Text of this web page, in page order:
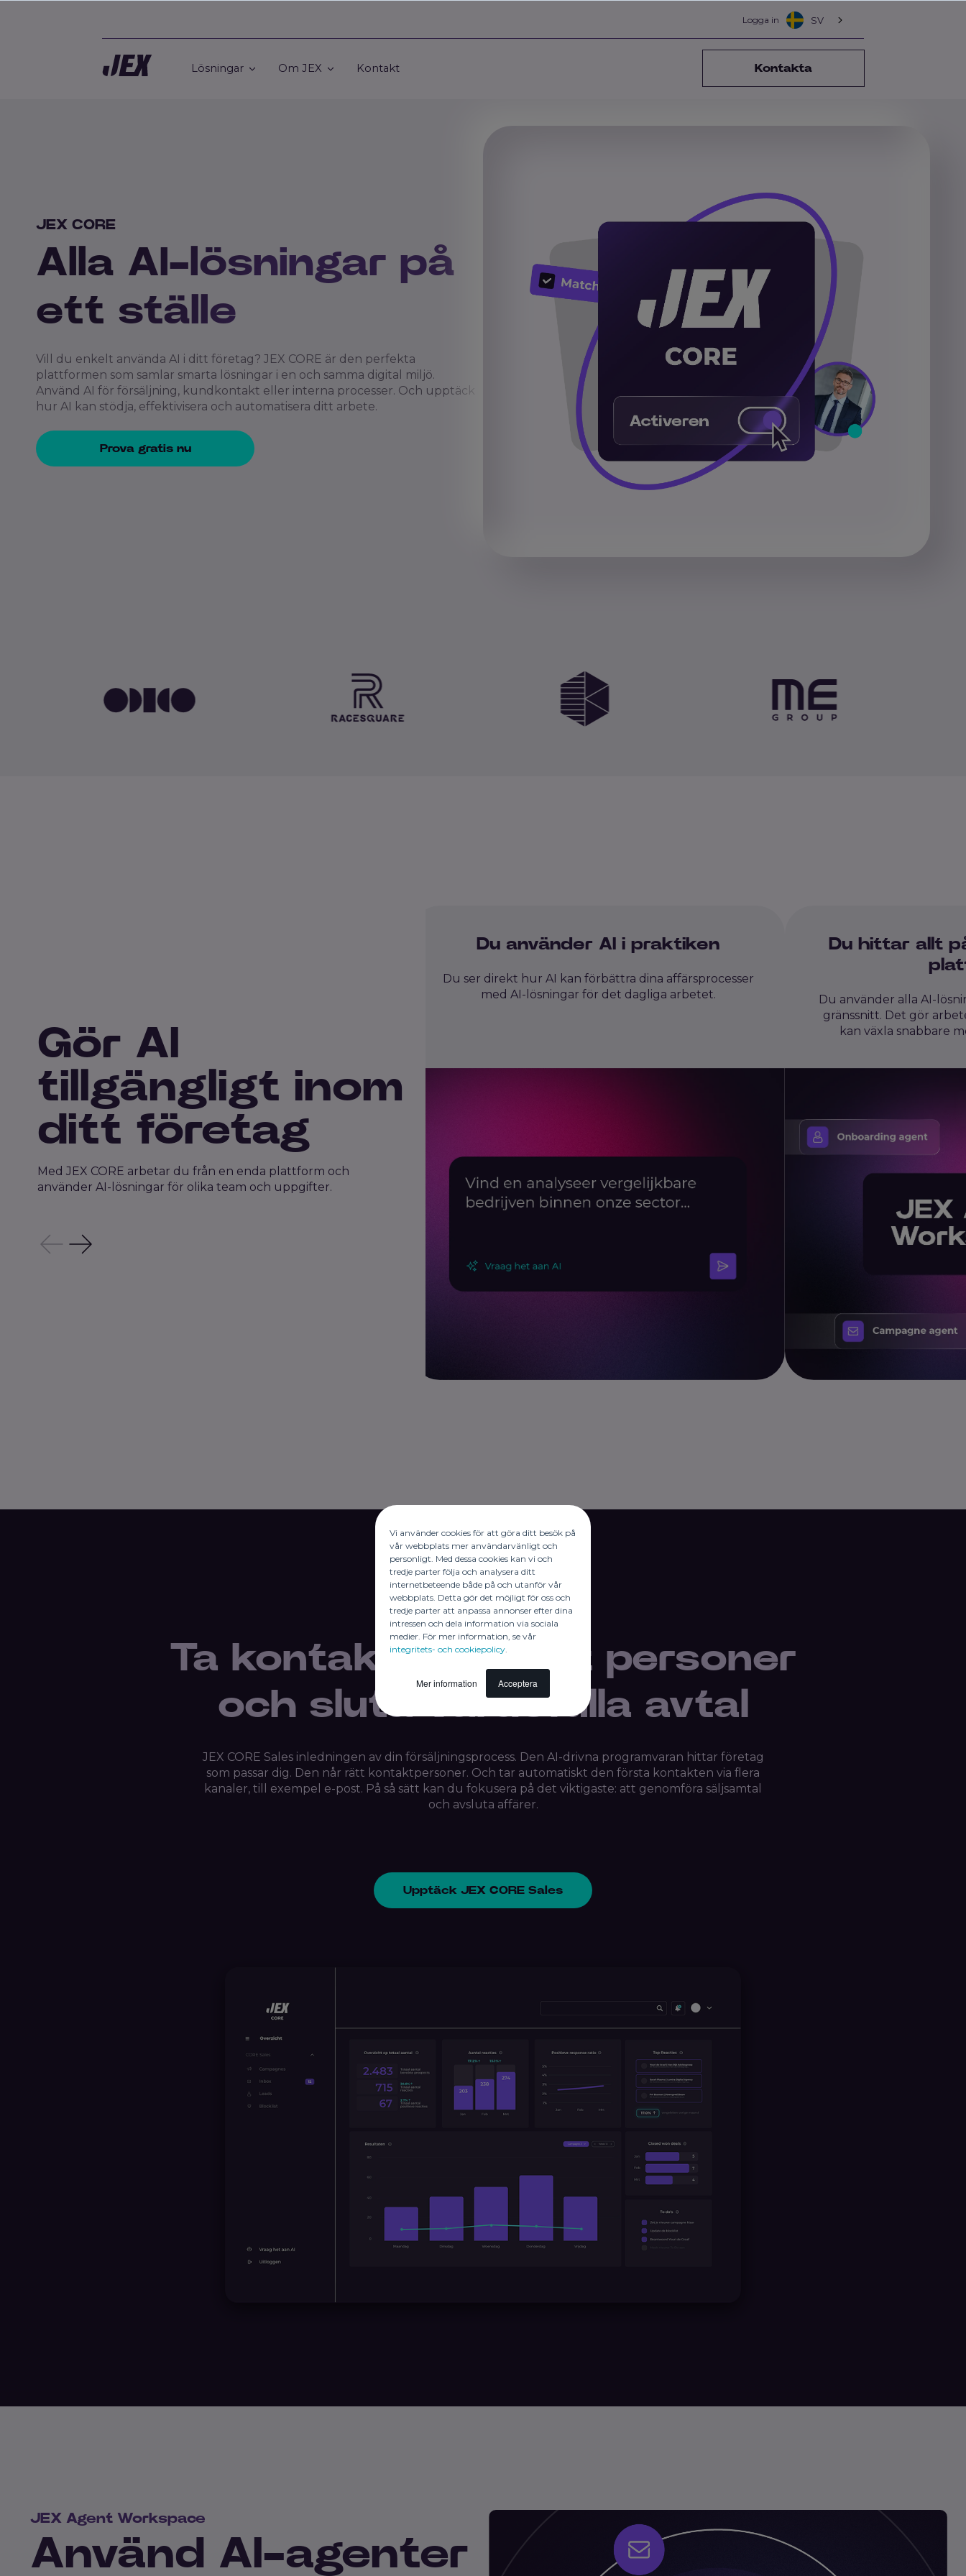
Vi använder cookies för att göra ditt besök på
vår webbplats mer användarvänligt och
personligt. Med dessa cookies kan vi och
tredje parter följa och analysera ditt
internetbeteende både på och utanför vår
webbplats. Detta gör det möjligt för oss och
tredje parter att anpassa annonser efter dina
intressen och dela information via sociala
medier. För mer information, se vår
integritets- och cookiepolicy
Mer information Acceptera
Logga in SV
Lösningar Om JEX Kontakt Kontakta
JEX CORE
Alla AI-lösningar på
ett ställe
Vill du enkelt använda AI i ditt företag? JEX CORE är den perfekta
plattformen som samlar smarta lösningar i en och samma digital miljö.
Använd AI för försäljning, kundkontakt eller interna processer. Och upptäck
hur AI kan stödja, effektivisera och automatisera ditt arbete.
Prova gratis nu
Gör AI
tillgängligt inom
ditt företag
Med JEX CORE arbetar du från en enda plattform och
använder AI-lösningar för olika team och uppgifter.
Du använder AI i praktiken
Du ser direkt hur AI kan förbättra dina affärsprocesser
med AI-lösningar för det dagliga arbetet.
Du hittar allt
Du använder alla AI-
gränssnitt. Det gör
kan växla snabbare
JEX CORE Sales
Ta kontakt med rätt personer
och sluta värdefulla avtal
JEX CORE Sales inledningen av din försäljningsprocess. Den AI-drivna programvaran hittar företag
som passar dig. Den når rätt kontaktpersoner. Och tar automatiskt den första kontakten via flera
kanaler, till exempel e-post. På så sätt kan du fokusera på det viktigaste: att genomföra säljsamtal
och avsluta affärer.
Upptäck JEX CORE Sales
JEX Agent Workspace
Använd AI-agenter